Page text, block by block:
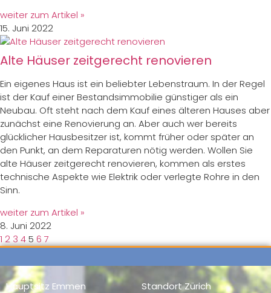
weiter zum Artikel »
15. Juni 2022
Alte Häuser zeitgerecht renovieren
Ein eigenes Haus ist ein beliebter Lebenstraum. In der Regel
ist der Kauf einer Bestandsimmobilie günstiger als ein
Neubau. Oft steht nach dem Kauf eines älteren Hauses aber
zunächst eine Renovierung an. Aber auch wer bereits
glücklicher Hausbesitzer ist, kommt früher oder später an
den Punkt, an dem Reparaturen nötig werden. Wollen Sie
alte Häuser zeitgerecht renovieren, kommen als erstes
technische Aspekte wie Elektrik oder verlegte Rohre in den
Sinn.
weiter zum Artikel »
8. Juni 2022
1 2 3 45 6 7
Hauptsitz Emmen Standort Zürich